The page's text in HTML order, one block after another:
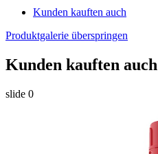
Kunden kauften auch
Produktgalerie überspringen
Kunden kauften auch
slide 0